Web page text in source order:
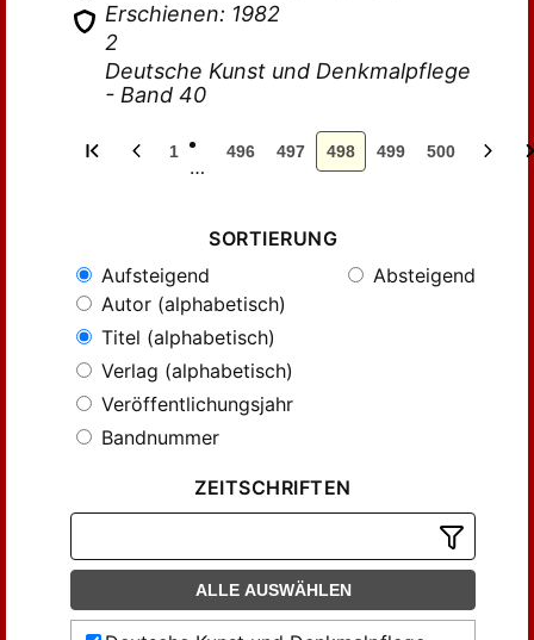
Erschienen: 1982
2
Deutsche Kunst und Denkmalpflege
- Band 40
1
…
496 497 498 499 500
SORTIERUNG
Aufsteigend
Absteigend
Autor (alphabetisch)
Titel (alphabetisch)
Verlag (alphabetisch)
Veröffentlichungsjahr
Bandnummer
ZEITSCHRIFTEN
ALLE AUSWÄHLEN